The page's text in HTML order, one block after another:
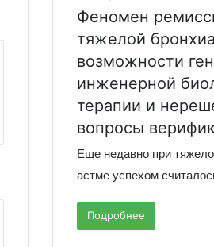
Феномен
тяжелой
возможности
инженерной
терапии и
вопросы
Еще недавно при
астме успехом
Подробнее